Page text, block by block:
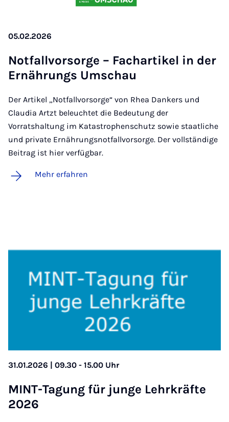
05.02.2026
Not­fall­vor­sor­ge – Fach­ar­ti­kel in der
Er­näh­rungs Um­schau
Der Artikel „Notfallvorsorge“ von Rhea Dankers und
Claudia Artzt beleuchtet die Bedeutung der
Vorratshaltung im Katastrophenschutz sowie staatliche
und private Ernährungsnotfallvorsorge. Der vollständige
Beitrag ist hier verfügbar.
Mehr erfahren
31.01.2026 | 09.30 - 15.00 Uhr
MINT-Ta­gung für jun­ge Lehr­kräf­te
2026